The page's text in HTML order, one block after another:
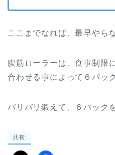
ここまでなれば、最早やら
腹筋ローラーは、食事制限
合わせる事によって６パッ
バリバリ鍛えて、６パック
共有: